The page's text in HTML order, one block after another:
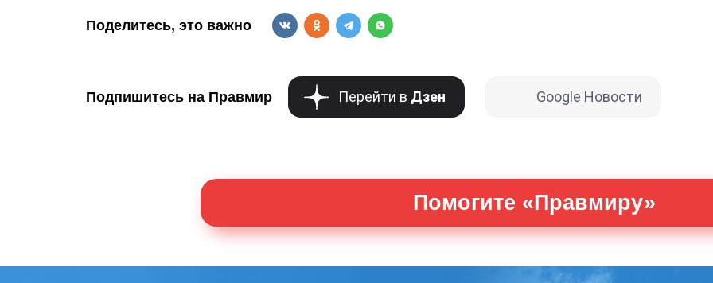
Поделитесь, это важно
Подпишитесь на Правмир Перейти в Дзен Google Новости
Помогите «Правмиру»